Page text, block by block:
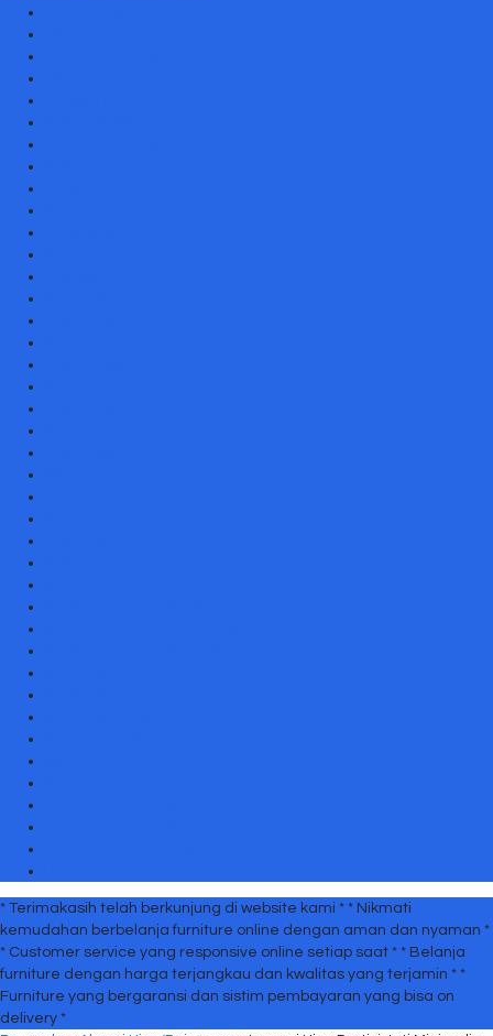
* Terimakasih telah berkunjung di website kami * * Nikmati
kemudahan berbelanja furniture online dengan aman dan nyaman *
* Customer service yang responsive online setiap saat * * Belanja
furniture dengan harga terjangkau dan kwalitas yang terjamin * *
Furniture yang bergaransi dan sistim pembayaran yang bisa on
delivery *